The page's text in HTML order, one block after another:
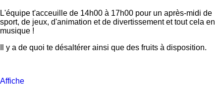
L'équipe t'acceuille de 14h00 à 17h00 pour un après-midi de
sport, de jeux, d'animation et de divertissement et tout cela en
musique !
Il y a de quoi te désaltérer ainsi que des fruits à disposition.
Affiche